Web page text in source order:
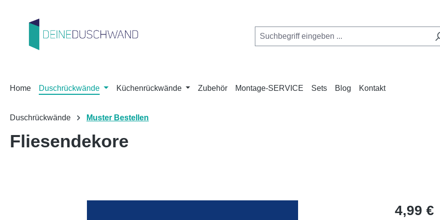
Home Duschrückwände Küchenrückwände Zubehör Montage-SERVICE Sets Blog Kontakt
Duschrückwände Muster Bestellen
Fliesendekore
Regulärer
4,99 €